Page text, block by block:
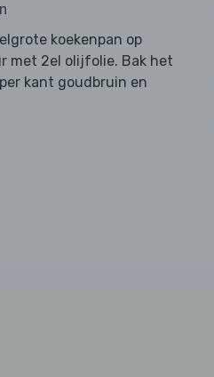
koekenpan op
met 2el olijfolie. Bak het
kant goudbruin en